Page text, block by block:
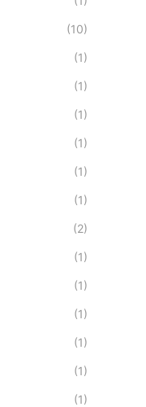
(10)
(1)
(1)
(1)
(1)
(1)
(1)
(2)
(1)
(1)
(1)
(1)
(1)
(1)